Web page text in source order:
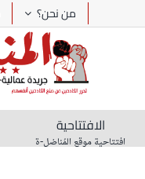
من نحن؟
الافتتاحية
افتتاحية موقع المُناضل-ة